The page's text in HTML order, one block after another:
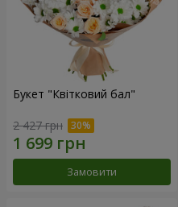
Букет "Квітковий бал"
2 427 грн
Замовити